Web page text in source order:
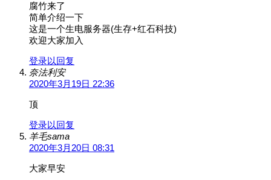
腐竹来了
简单介绍一下
这是一个生电服务器(生存+红石科技)
欢迎大家加入
登录以回复
奈法利安
2020年3月19日 22:36
顶
登录以回复
羊毛sama
2020年3月20日 08:31
大家早安